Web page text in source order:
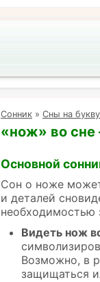
Cонник » Сны на
«нож» во сне
Основной
Сон о ноже
и деталей
необходимостью
Видеть нож
Возможно, в
защищаться